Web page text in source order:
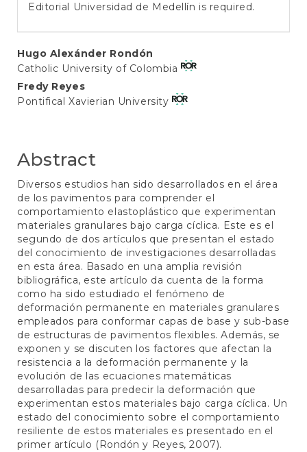
Editorial Universidad de Medellín is required.
Main
Article
Content
Hugo Alexánder Rondón
Catholic University of Colombia
Fredy Reyes
Pontifical Xavierian University
Abstract
Diversos estudios han sido desarrollados en el área
de los pavimentos para comprender el
comportamiento elastoplástico que experimentan
materiales granulares bajo carga cíclica. Este es el
segundo de dos artículos que presentan el estado
del conocimiento de investigaciones desarrolladas
en esta área. Basado en una amplia revisión
bibliográfica, este artículo da cuenta de la forma
como ha sido estudiado el fenómeno de
deformación permanente en materiales granulares
empleados para conformar capas de base y sub-base
de estructuras de pavimentos flexibles. Además, se
exponen y se discuten los factores que afectan la
resistencia a la deformación permanente y la
evolución de las ecuaciones matemáticas
desarrolladas para predecir la deformación que
experimentan estos materiales bajo carga cíclica. Un
estado del conocimiento sobre el comportamiento
resiliente de estos materiales es presentado en el
primer artículo (Rondón y Reyes, 2007).